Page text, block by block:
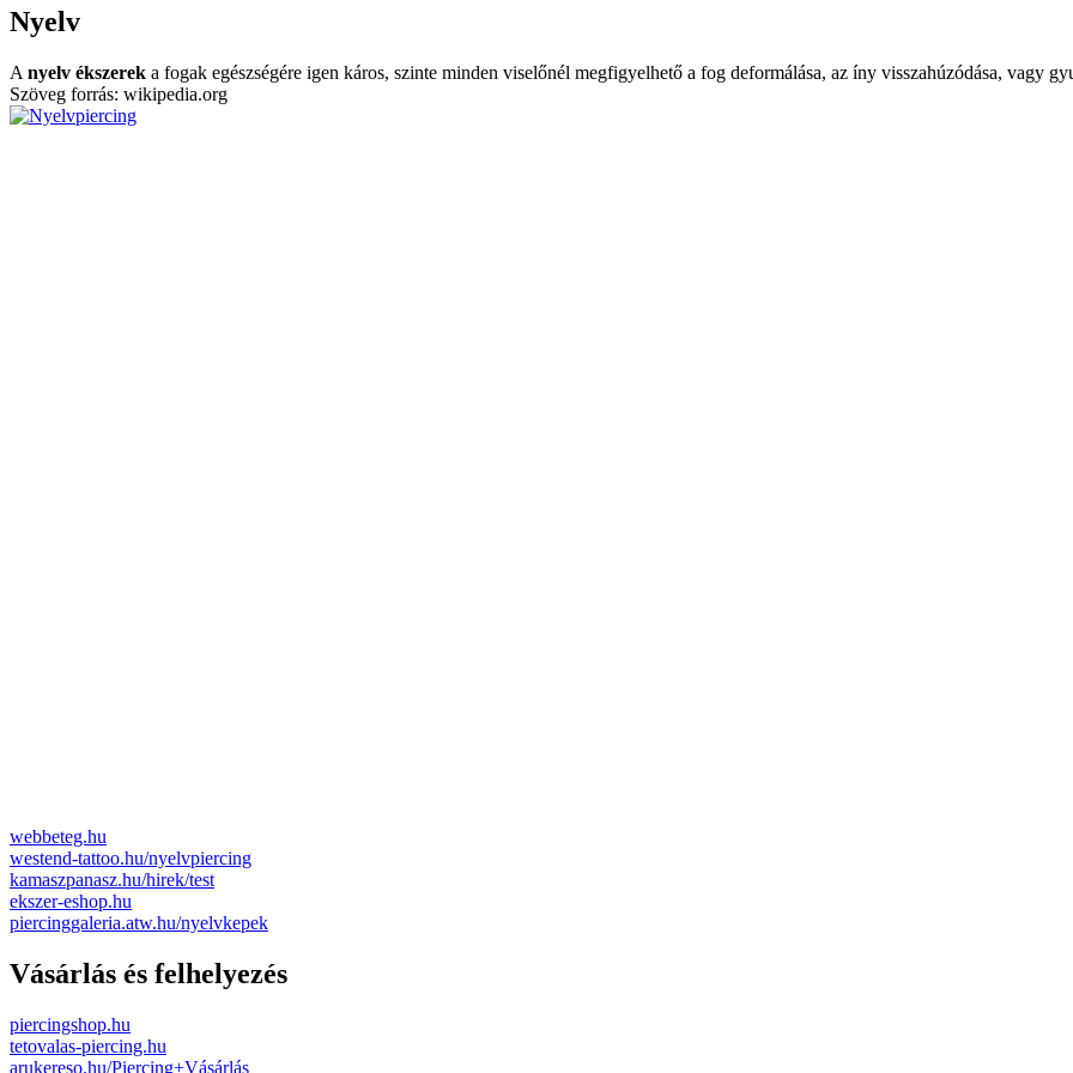
Nyelv
A nyelv ékszerek a fogak egészségére igen káros, szinte minden viselőnél megfigyelhető a fog deformálása, az íny visszahúzódása, vagy
Szöveg forrás: wikipedia.org
webbeteg.hu
westend-tattoo.hu/nyelvpiercing
kamaszpanasz.hu/hirek/test
ekszer-eshop.hu
piercinggaleria.atw.hu/nyelvkepek
Vásárlás és felhelyezés
piercingshop.hu
tetovalas-piercing.hu
arukereso.hu/Piercing+Vásárlás